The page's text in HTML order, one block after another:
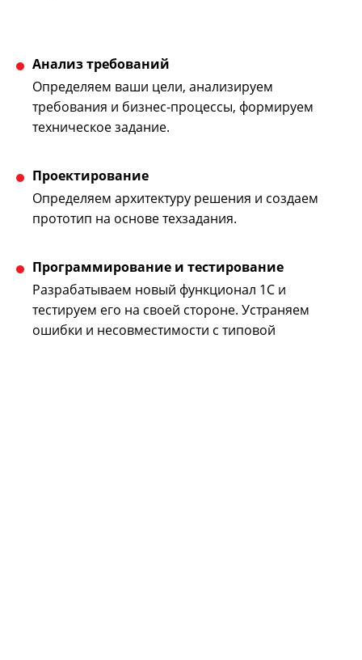
Анализ требований
Определяем ваши цели, анализируем
требования и бизнес-процессы, формируем
техническое задание.
Проектирование
Определяем архитектуру решения и создаем
прототип на основе техзадания.
Программирование и тестирование
Разрабатываем новый функционал 1С и
тестируем его на своей стороне. Устраняем
ошибки и несовместимости с типовой